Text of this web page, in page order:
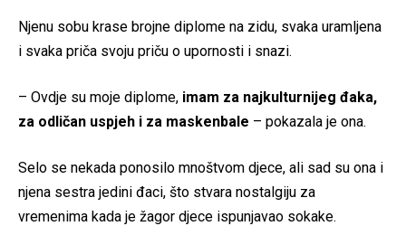
Njenu sobu krase brojne diplome na zidu, svaka uramljena
i svaka priča svoju priču o upornosti i snazi.
– Ovdje su moje diplome, imam za najkulturnijeg đaka,
za odličan uspjeh i za maskenbale – pokazala je ona.
Selo se nekada ponosilo mnoštvom djece, ali sad su ona i
njena sestra jedini đaci, što stvara nostalgiju za
vremenima kada je žagor djece ispunjavao sokake.